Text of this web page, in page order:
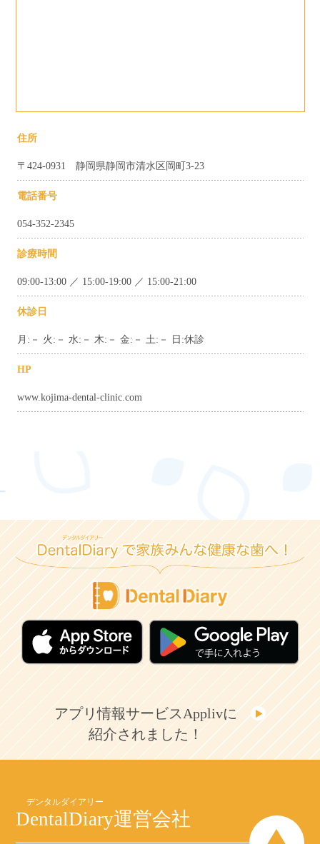
住所
〒424-0931 静岡県静岡市清水区岡町3-23
電話番号
054-352-2345
診療時間
09:00-13:00 ／ 15:00-19:00 ／ 15:00-21:00
休診日
月:－ 火:－ 水:－ 木:－ 金:－ 土:－ 日:休診
HP
www.kojima-dental-clinic.com
アプリ情報サービスApplivに
紹介されました！
DentalDiary運営会社